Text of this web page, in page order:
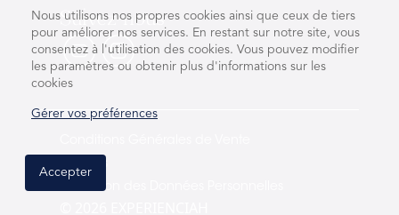
Suivez-nous
Protection des Données Personnelles
Nous utilisons nos propres cookies ainsi que ceux de tiers
pour améliorer nos services. En restant sur notre site, vous
consentez à l'utilisation des cookies. Vous pouvez modifier
les paramètres ou obtenir plus d'informations sur les
cookies
Gérer vos préférences
Accepter